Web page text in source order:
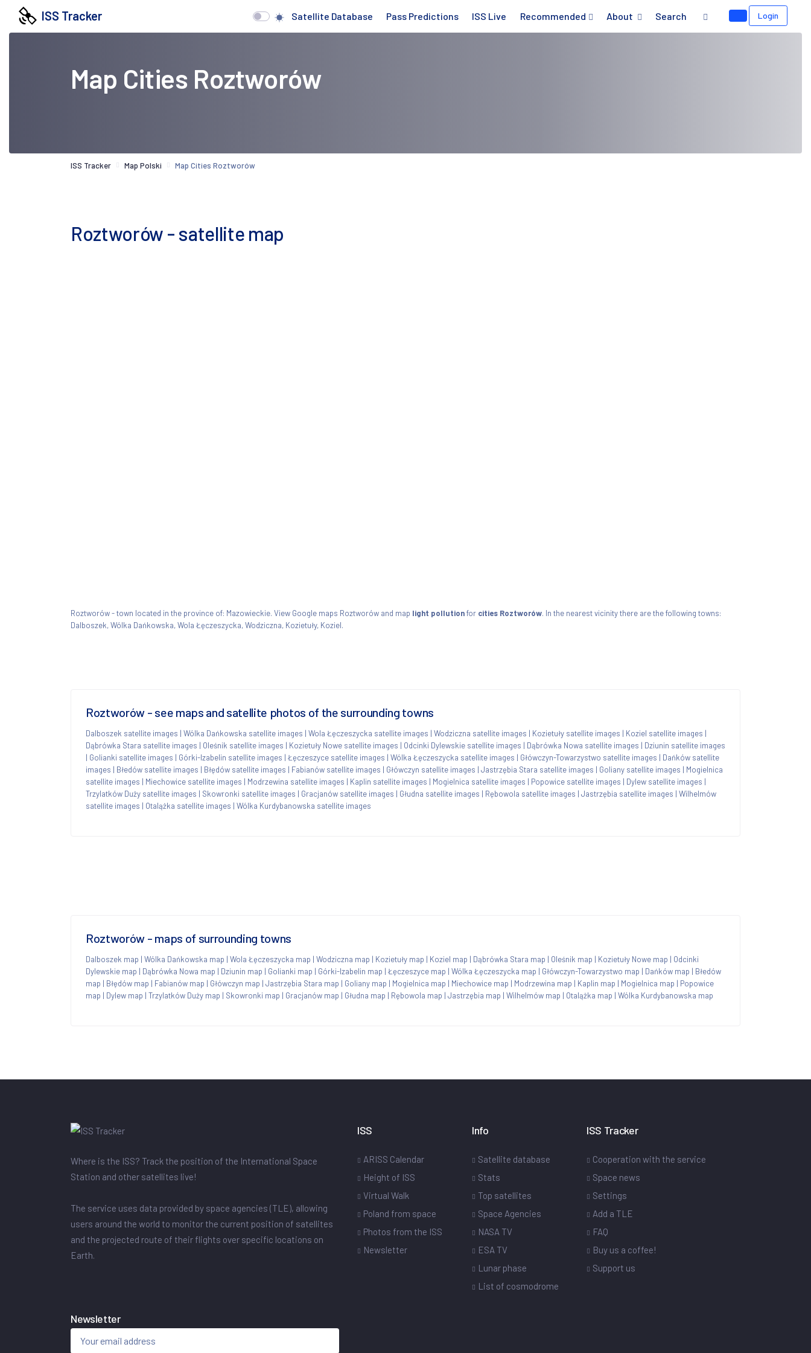
ISS Tracker Satellite Database Pass Predictions ISS Live Recommended About Search Login
Map Cities Roztworów
ISS Tracker Map Polski Map Cities Roztworów
Roztworów - satellite map
Roztworów - town located in the province of: Mazowieckie. View Google maps Roztworów and map light pollutionfor cities Roztworów. In the nearest vicinity there are the following towns:
Dalboszek, Wólka Dańkowska, Wola Łęczeszycka, Wodziczna, Kozietuły, Koziel.
Roztworów - see maps and satellite photos of the surrounding towns
Dalboszek satellite images | Wólka Dańkowska satellite images | Wola Łęczeszycka satellite images | Wodziczna satellite images | Kozietuły satellite images | Koziel satellite images |
Dąbrówka Stara satellite images | Oleśnik satellite images | Kozietuły Nowe satellite images | Odcinki Dylewskie satellite images | Dąbrówka Nowa satellite images | Dziunin satellite images
| Golianki satellite images | Górki-Izabelin satellite images | Łęczeszyce satellite images | Wólka Łęczeszycka satellite images | Główczyn-Towarzystwo satellite images | Dańków satellite
images | Błedów satellite images | Błędów satellite images | Fabianów satellite images | Główczyn satellite images | Jastrzębia Stara satellite images | Goliany satellite images | Mogielnica
satellite images | Miechowice satellite images | Modrzewina satellite images | Kaplin satellite images | Mogielnica satellite images | Popowice satellite images | Dylew satellite images |
Trzylatków Duży satellite images | Skowronki satellite images | Gracjanów satellite images | Głudna satellite images | Rębowola satellite images | Jastrzębia satellite images | Wilhelmów
satellite images | Otalążka satellite images | Wólka Kurdybanowska satellite images
Roztworów - maps of surrounding towns
Dalboszek map | Wólka Dańkowska map | Wola Łęczeszycka map | Wodziczna map | Kozietuły map | Koziel map | Dąbrówka Stara map | Oleśnik map | Kozietuły Nowe map | Odcinki
Dylewskie map | Dąbrówka Nowa map | Dziunin map | Golianki map | Górki-Izabelin map | Łęczeszyce map | Wólka Łęczeszycka map | Główczyn-Towarzystwo map | Dańków map | Błedów
map | Błędów map | Fabianów map | Główczyn map | Jastrzębia Stara map | Goliany map | Mogielnica map | Miechowice map | Modrzewina map | Kaplin map | Mogielnica map | Popowice
map | Dylew map | Trzylatków Duży map | Skowronki map | Gracjanów map | Głudna map | Rębowola map | Jastrzębia map | Wilhelmów map | Otalążka map | Wólka Kurdybanowska map
Where is the ISS? Track the position of the International Space
Station and other satellites live!
The service uses data provided by space agencies (TLE), allowing
users around the world to monitor the current position of satellites
and the projected route of their flights over specific locations on
Earth.
ISS
ARISS Calendar
Height of ISS
Virtual Walk
Poland from space
Photos from the ISS
Newsletter
Info
Satellite database
Stats
Top satellites
Space Agencies
NASA TV
ESA TV
Lunar phase
List of cosmodrome
ISS Tracker
Cooperation with the service
Space news
Settings
Add a TLE
FAQ
Buy us a coffee!
Support us
Newsletter